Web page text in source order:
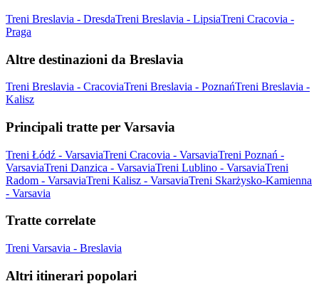
Treni Breslavia - DresdaTreni Breslavia - LipsiaTreni Cracovia -
Praga
Altre destinazioni da Breslavia
Treni Breslavia - CracoviaTreni Breslavia - PoznańTreni Breslavia -
Kalisz
Principali tratte per Varsavia
Treni Łódź - VarsaviaTreni Cracovia - VarsaviaTreni Poznań -
VarsaviaTreni Danzica - VarsaviaTreni Lublino - VarsaviaTreni
Radom - VarsaviaTreni Kalisz - VarsaviaTreni Skarżysko-Kamienna
- Varsavia
Tratte correlate
Treni Varsavia - Breslavia
Altri itinerari popolari